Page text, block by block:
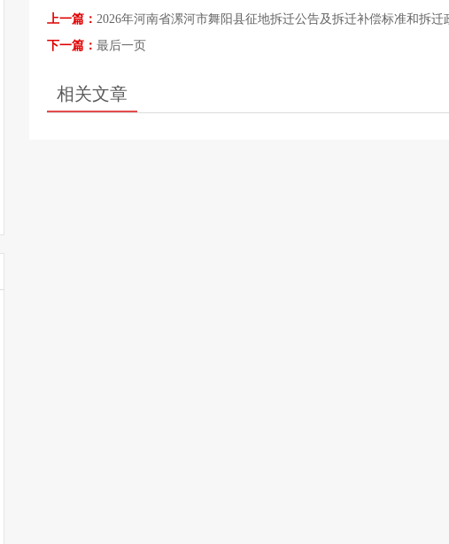
上一篇： 2026年河南省漯河市舞阳县征地拆迁公告及拆迁补偿标准和拆迁
下一篇： 最后一页
相关文章